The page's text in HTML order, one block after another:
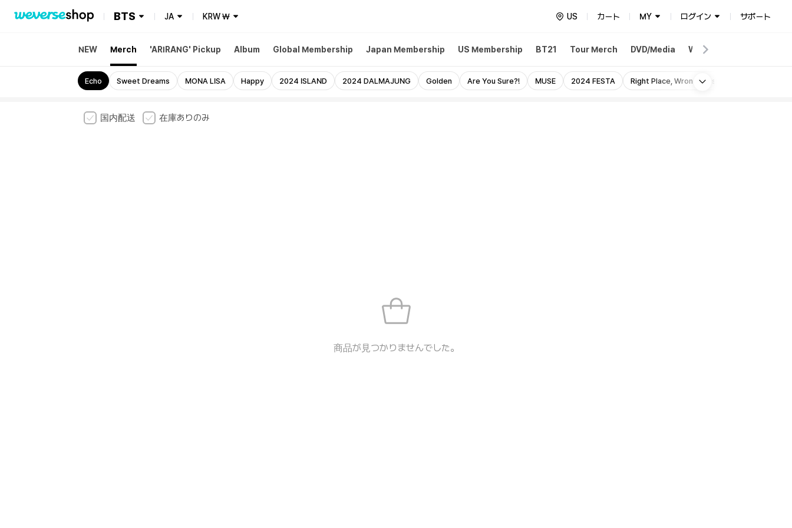
BTS JA KRW₩ US カート MY ログイン サポート
NEW Merch 'ARIRANG' Pickup Album Global Membership Japan Membership US Membership BT21 Tour Merch DVD/Media Weverse Merch
Echo Sweet Dreams MONA LISA Happy 2024 ISLAND 2024 DALMAJUNG Golden Are You Sure?! MUSE 2024 FESTA Right Place, Wrong Person
More
国内配送 在庫ありのみ
商品が見つかりませんでした。